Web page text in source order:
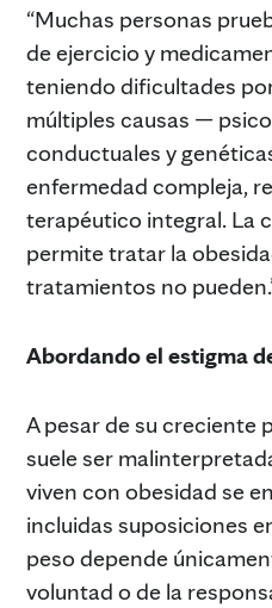
“Muchas personas
de ejercicio y
teniendo dificultades
múltiples causas —
conductuales y
enfermedad compleja,
terapéutico integral. La
permite tratar la
tratamientos no
Abordando el estigma
A pesar de su creciente
suele ser
viven con obesidad se
incluidas suposiciones
peso depende
voluntad o de la